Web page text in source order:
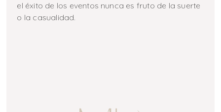
el éxito de los eventos nunca es fruto de la suerte
o la casualidad.